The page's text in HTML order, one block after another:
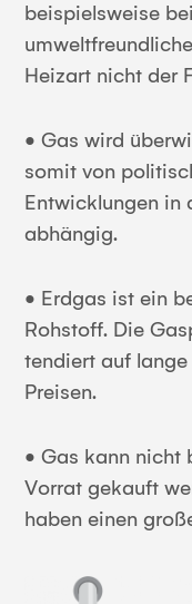
beispielsweise
Heizart nicht der
• Gas wird
somit von
Entwicklungen in
abhängig.
• Erdgas ist ein
Rohstoff. Die
tendiert auf
Preisen.
• Gas kann nicht
Vorrat gekauft
haben einen